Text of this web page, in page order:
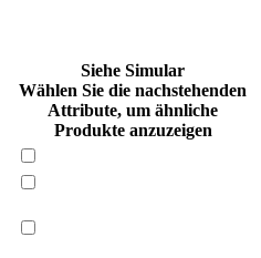
Siehe Simular
Wählen Sie die nachstehenden
Attribute, um ähnliche
Produkte anzuzeigen